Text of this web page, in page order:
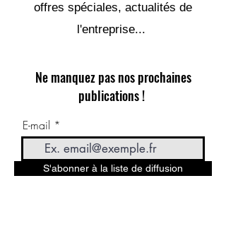
offres spéciales, actualités de
l'entreprise...
Ne manquez pas nos prochaines
publications !
E-mail
S'abonner à la liste de diffusion